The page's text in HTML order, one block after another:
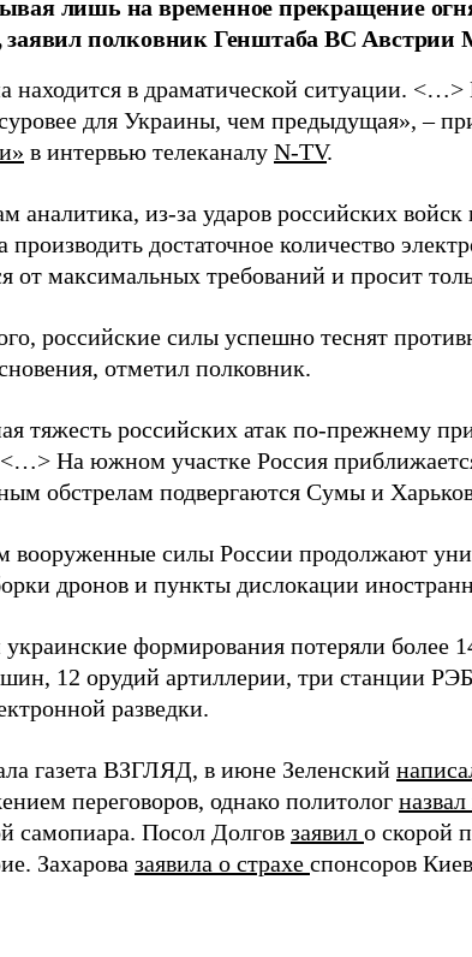
лишь на временное прекращение
заявил полковник Генштаба ВС Австрии
находится в драматической ситуации.
для Украины, чем предыдущая», –
в интервью телеканалу N-TV.
аналитика, из-за ударов российских
производить достаточное количество
от максимальных требований и просит
российские силы успешно теснят
отметил полковник.
тяжесть российских атак по-прежнему
На южном участке Россия
обстрелам подвергаются Сумы и
вооруженные силы России продолжают
дронов и пункты дислокации
украинские формирования потеряли более
12 орудий артиллерии, три станции
разведки.
газета ВЗГЛЯД, в июне Зеленский
переговоров, однако политолог
самопиара. Посол Долгов заявил о скорой
Захарова заявила о страхе спонсоров